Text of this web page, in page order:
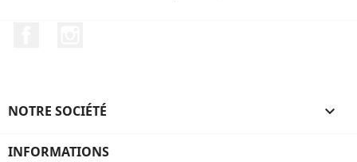
NOTRE SOCIÉTÉ 
INFORMATIONS